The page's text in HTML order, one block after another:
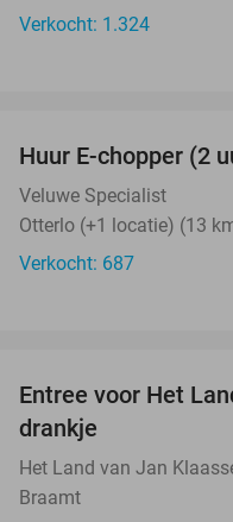
Verkocht: 1.324
Huur E-chopper (2
Veluwe Specialist
Otterlo (+1 locatie) (13
Verkocht: 687
Entree voor Het
drankje
Het Land van Jan
Braamt